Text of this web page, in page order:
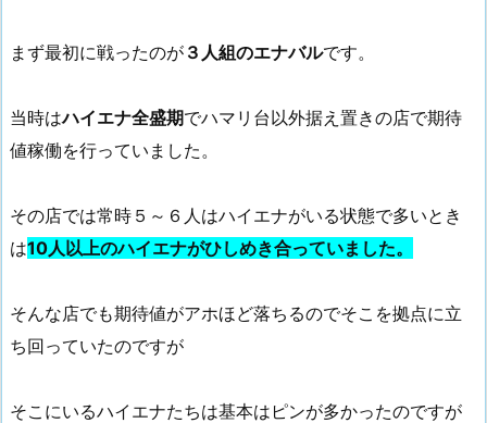
まず最初に戦ったのが ３人組のエナバルです。
当時はハイエナ全盛期でハマリ台以外据え置きの店で期待
値稼働を行っていました。
その店では常時５～６人はハイエナがいる状態で多いとき
は10人以上のハイエナがひしめき合っていました。
そんな店でも期待値がアホほど落ちるのでそこを拠点に立
ち回っていたのですが
そこにいるハイエナたちは基本はピンが多かったのですが